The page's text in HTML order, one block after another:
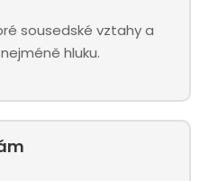
sousedské vztahy a
hluku.